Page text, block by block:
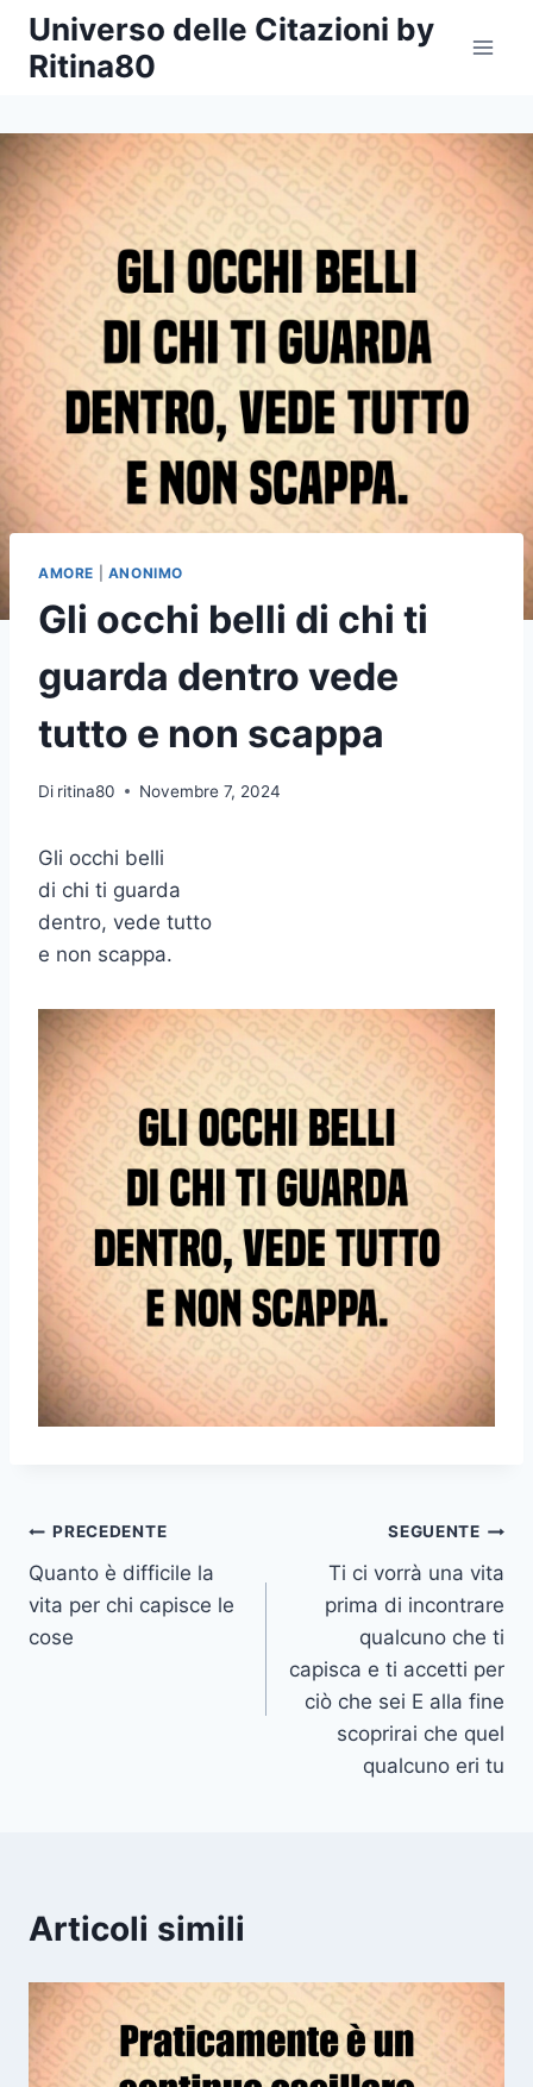
Salta
contenuto
Universo delle Citazioni by
Ritina80
AMORE ANONIMO
Gli occhi belli di chi ti
guarda dentro vede
tutto e non scappa
Di ritina80 Novembre 7, 2024
Gli occhi belli
di chi ti guarda
dentro, vede tutto
e non scappa.
Navigazione
articoli
PRECEDENTE
Quanto è difficile la
vita per chi capisce le
cose
SEGUENTE
Ti ci vorrà una vita
prima di incontrare
qualcuno che ti
capisca e ti accetti per
ciò che sei E alla fine
scoprirai che quel
qualcuno eri tu
Articoli simili